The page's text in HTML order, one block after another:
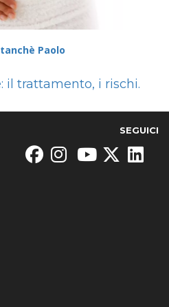
Paolo
il trattamento, i rischi.
SEGUICI